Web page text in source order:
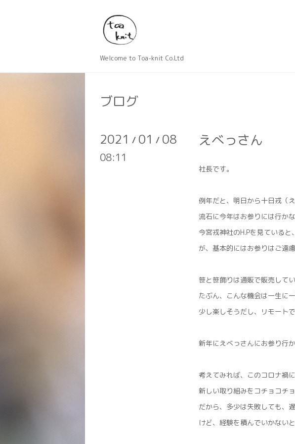
Welcome to Toa-knit Co.Ltd
ブログ
2021 / 01 / 08
08:11
えべっさん
社長です。
例年だと、明日から十日戎（
流石に今年はお参りには行か
今宮戎神社のH.Pを見ていると
が、基本的にはお参りはご遠
笹と笹飾りは通販で販売して
たぶん、こんな機会は一生に
少し楽しそうだし、リモート
新年にえべっさんにお参り行
考えてみれば、このコロナ禍
新しい取り組みをコチョコチ
だから、多少は失敗しても、
けど、経験を積んでいかない